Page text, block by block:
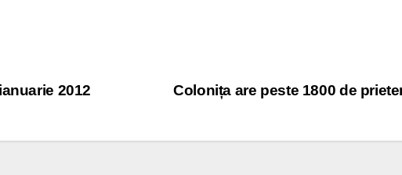
Colonița are peste 1800 de
2012